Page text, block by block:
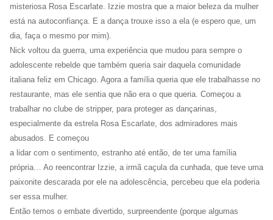
misteriosa Rosa Escarlate. Izzie mostra que a maior beleza da mulher
está na autoconfiança. E a dança trouxe isso a ela (e espero que, um
dia, faça o mesmo por mim).
Nick voltou da guerra, uma experiência que mudou para sempre o
adolescente rebelde que também queria sair daquela comunidade
italiana feliz em Chicago. Agora a família queria que ele trabalhasse no
restaurante, mas ele sentia que não era o que queria. Começou a
trabalhar no clube de stripper, para proteger as dançarinas,
especialmente da estrela Rosa Escarlate, dos admiradores mais
abusados. E começou
a lidar com o sentimento, estranho até então, de ter uma família
própria… Ao reencontrar Izzie, a irmã caçula da cunhada, que teve uma
paixonite descarada por ele na adolescência, percebeu que ela poderia
ser essa mulher.
Então temos o embate divertido, surpreendente (porque algumas